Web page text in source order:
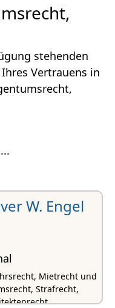
stehenden
Vertrauens in
...
W. Engel
Mietrecht und
Strafrecht,